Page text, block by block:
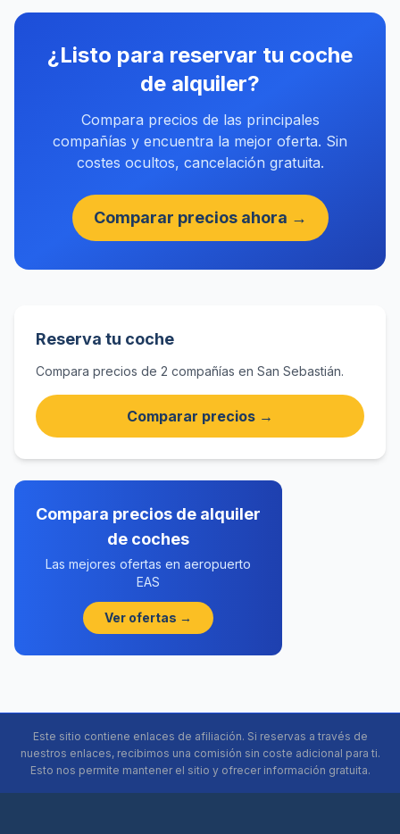
¿Listo para reservar tu coche
de alquiler?
Compara precios de las principales
compañías y encuentra la mejor oferta. Sin
costes ocultos, cancelación gratuita.
Comparar precios ahora →
Reserva tu coche
Compara precios de 2 compañías en San Sebastián.
Comparar precios →
Compara precios de alquiler
de coches
Las mejores ofertas en aeropuerto
EAS
Ver ofertas →
Este sitio contiene enlaces de afiliación. Si reservas a través de
nuestros enlaces, recibimos una comisión sin coste adicional para ti.
Esto nos permite mantener el sitio y ofrecer información gratuita.